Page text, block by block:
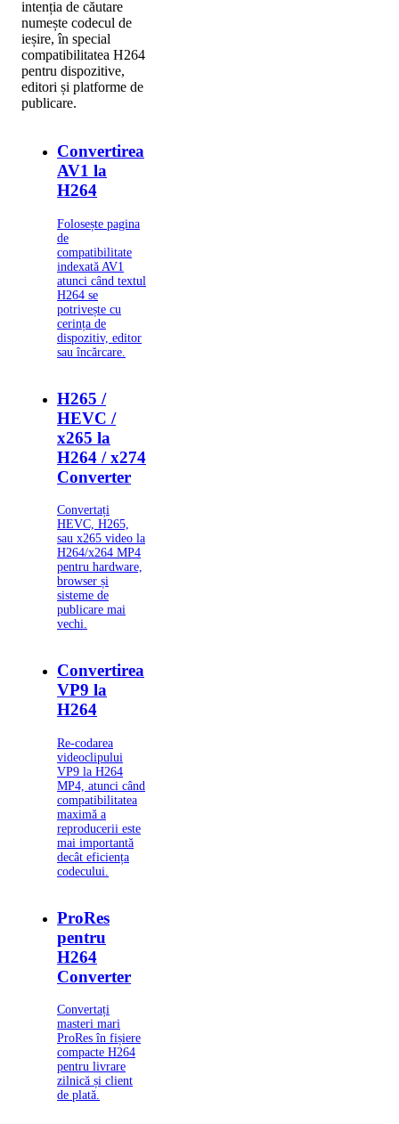
intenția de căutare
numește codecul de
ieșire, în special
compatibilitatea H264
pentru dispozitive,
editori și platforme de
publicare.
Convertirea
AV1 la
H264
Folosește pagina
de
compatibilitate
indexată AV1
atunci când textul
H264 se
potrivește cu
cerința de
dispozitiv, editor
sau încărcare.
H265 /
HEVC /
x265 la
H264 / x274
Converter
Convertați
HEVC, H265,
sau x265 video la
H264/x264 MP4
pentru hardware,
browser și
sisteme de
publicare mai
vechi.
Convertirea
VP9 la
H264
Re-codarea
videoclipului
VP9 la H264
MP4, atunci când
compatibilitatea
maximă a
reproducerii este
mai importantă
decât eficiența
codecului.
ProRes
pentru
H264
Converter
Convertați
masteri mari
ProRes în fișiere
compacte H264
pentru livrare
zilnică și client
de plată.